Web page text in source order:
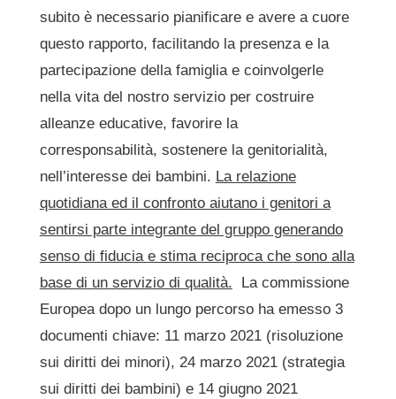
subito è necessario pianificare e avere a cuore
questo rapporto, facilitando la presenza e la
partecipazione della famiglia e coinvolgerle
nella vita del nostro servizio per costruire
alleanze educative, favorire la
corresponsabilità, sostenere la genitorialità,
nell’interesse dei bambini. La relazione
quotidiana ed il confronto aiutano i genitori a
sentirsi parte integrante del gruppo generando
senso di fiducia e stima reciproca che sono alla
base di un servizio di qualità. La commissione
Europea dopo un lungo percorso ha emesso 3
documenti chiave: 11 marzo 2021 (risoluzione
sui diritti dei minori), 24 marzo 2021 (strategia
sui diritti dei bambini) e 14 giugno 2021